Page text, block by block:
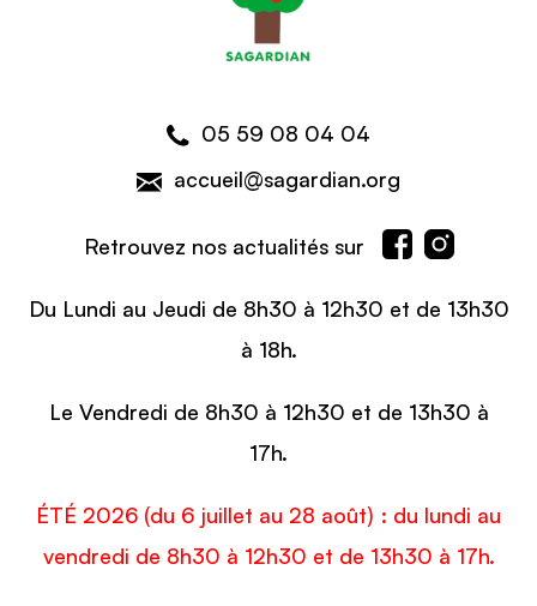
05 59 08 04 04
accueil@sagardian.org
Retrouvez nos actualités sur
Du Lundi au Jeudi de 8h30 à 12h30 et de 13h30
à 18h.
Le Vendredi de 8h30 à 12h30 et de 13h30 à
17h.
ÉTÉ 2026 (du 6 juillet au 28 août) : du lundi au
vendredi de 8h30 à 12h30 et de 13h30 à 17h.